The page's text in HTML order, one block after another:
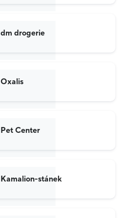
dm drogerie
Oxalis
Pet Center
Kamalion-stánek